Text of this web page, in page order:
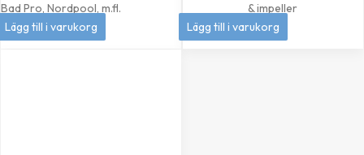
Bad Pro, Nordpool, m.fl.
399kr
Lägg till i varukorg
& impeller
1 049kr
Lägg till i varukorg